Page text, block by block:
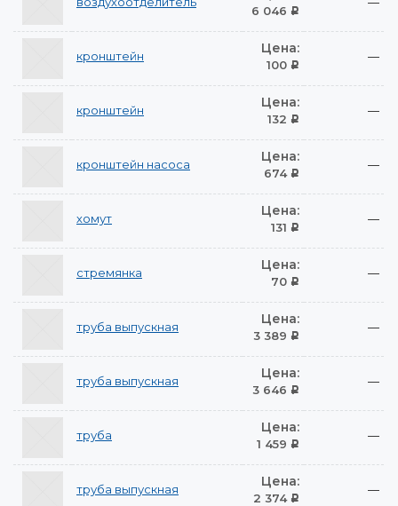
6 046 Р
кронштейн Цена:
100 Р
—
кронштейн Цена:
132 Р
—
кронштейн насоса Цена:
674 Р
—
хомут Цена:
131 Р
—
стремянка Цена:
70 Р
—
труба выпускная Цена:
3 389 Р
—
труба выпускная Цена:
3 646 Р
—
труба Цена:
1 459 Р
—
труба выпускная Цена:
2 374 Р
—